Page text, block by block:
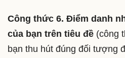
Công thức 6. Điểm danh
của bạn trên tiêu đề (công
bạn thu hút đúng đối tượng